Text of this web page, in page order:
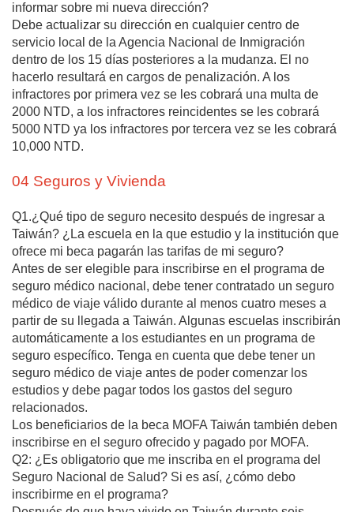
informar sobre mi nueva dirección?
Debe actualizar su dirección en cualquier centro de
servicio local de la Agencia Nacional de Inmigración
dentro de los 15 días posteriores a la mudanza. El no
hacerlo resultará en cargos de penalización. A los
infractores por primera vez se les cobrará una multa de
2000 NTD, a los infractores reincidentes se les cobrará
5000 NTD ya los infractores por tercera vez se les cobrará
10,000 NTD.
04 Seguros y Vivienda
Q1.¿Qué tipo de seguro necesito después de ingresar a
Taiwán? ¿La escuela en la que estudio y la institución que
ofrece mi beca pagarán las tarifas de mi seguro?
Antes de ser elegible para inscribirse en el programa de
seguro médico nacional, debe tener contratado un seguro
médico de viaje válido durante al menos cuatro meses a
partir de su llegada a Taiwán. Algunas escuelas inscribirán
automáticamente a los estudiantes en un programa de
seguro específico. Tenga en cuenta que debe tener un
seguro médico de viaje antes de poder comenzar los
estudios y debe pagar todos los gastos del seguro
relacionados.
Los beneficiarios de la beca MOFA Taiwán también deben
inscribirse en el seguro ofrecido y pagado por MOFA.
Q2: ¿Es obligatorio que me inscriba en el programa del
Seguro Nacional de Salud? Si es así, ¿cómo debo
inscribirme en el programa?